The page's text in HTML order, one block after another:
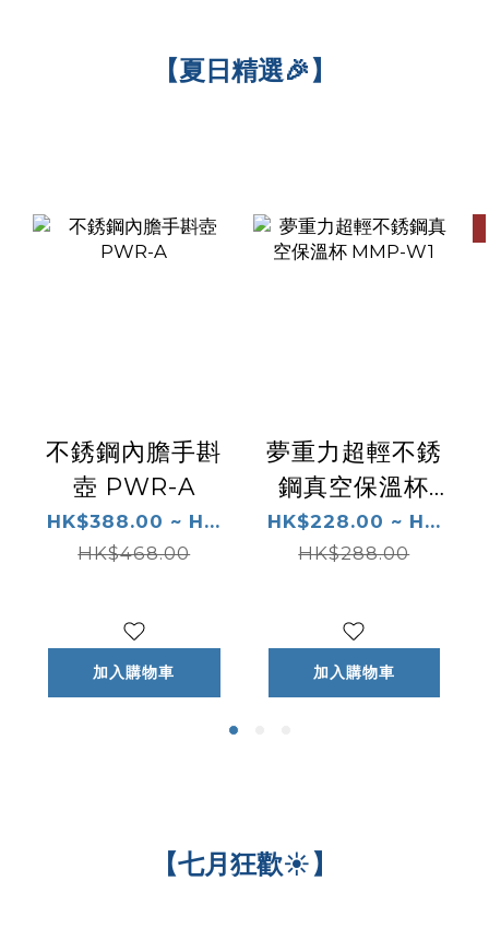
【夏日精選🎉】
不銹鋼內膽手斟
壺 PWR-A
HK$388.00 ~ H...
HK$468.00
加入購物車
夢重力超輕不銹
鋼真空保溫杯
MMP-W1
HK$228.00 ~ H...
HK$288.00
加入購物車
【七月狂歡☀️】